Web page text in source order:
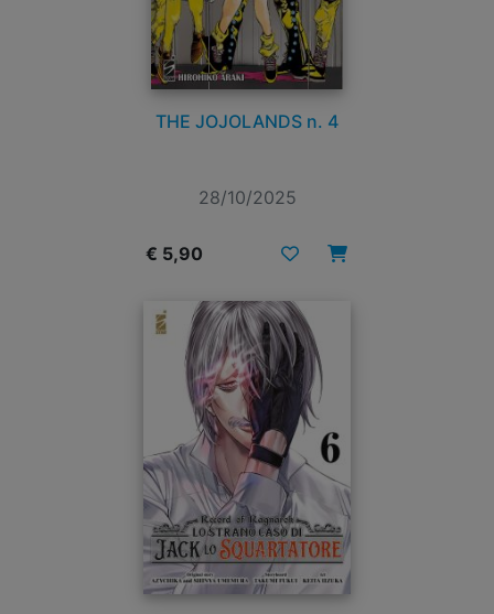
THE JOJOLANDS n. 4
28/10/2025
€ 5,90